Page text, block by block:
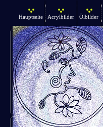
Hauptseite Acrylbilder Ölbilder